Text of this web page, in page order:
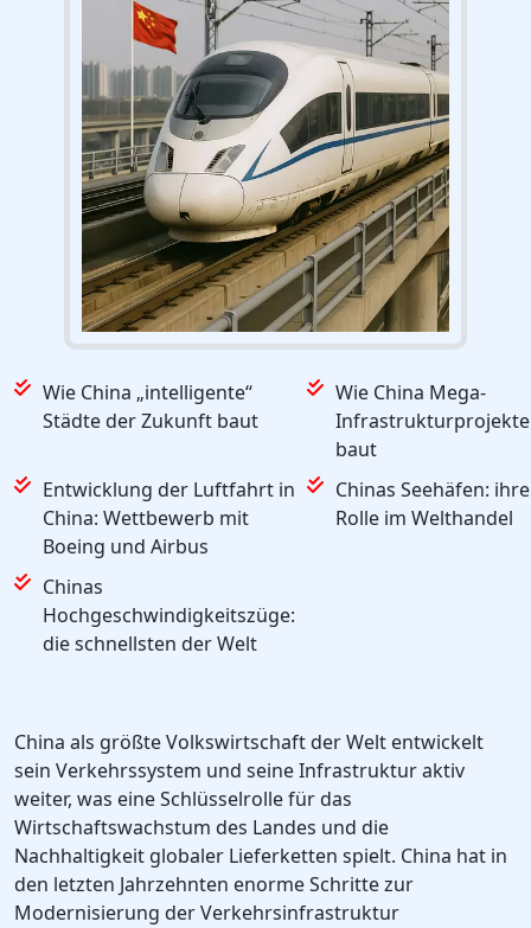
Wie China „intelligente“
Städte der Zukunft baut
Wie China Mega-
Infrastrukturprojekte
baut
Entwicklung der Luftfahrt in
China: Wettbewerb mit
Boeing und Airbus
Chinas Seehäfen: ihre
Rolle im Welthandel
Chinas
Hochgeschwindigkeitszüge:
die schnellsten der Welt
China als größte Volkswirtschaft der Welt entwickelt
sein Verkehrssystem und seine Infrastruktur aktiv
weiter, was eine Schlüsselrolle für das
Wirtschaftswachstum des Landes und die
Nachhaltigkeit globaler Lieferketten spielt. China hat in
den letzten Jahrzehnten enorme Schritte zur
Modernisierung der Verkehrsinfrastruktur